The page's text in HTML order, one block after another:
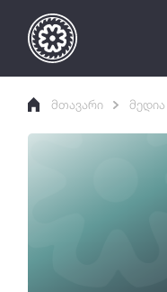
მთავარი მედია